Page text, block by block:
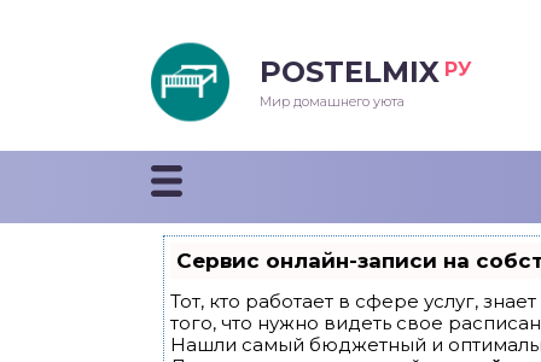
POSTELMIX РУ
Мир домашнего уюта
Сервис онлайн-записи на
Тот, кто работает в сфере услуг,
того, что нужно видеть свое
Нашли самый бюджетный и